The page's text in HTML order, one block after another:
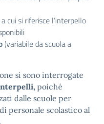
a cui si riferisce l’interpello
(variabile da scuola a
si sono interrogate
poiché
dalle scuole per
personale scolastico al